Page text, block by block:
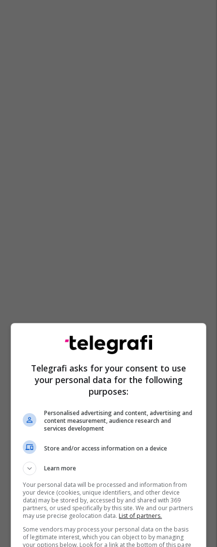
Telegrafi asks for your consent to use
your personal data for the following
purposes:
Personalised advertising and content, advertising and
content measurement, audience research and
services development
Store and/or access information on a device
Learn more
Your personal data will be processed and information from
your device (cookies, unique identifiers, and other device
data) may be stored by, accessed by and shared with 369
partners, or used specifically by this site. We and our partners
may use precise geolocation data. List of partners.
Some vendors may process your personal data on the basis
of legitimate interest, which you can object to by managing
your options below. Look for a link at the bottom of this page